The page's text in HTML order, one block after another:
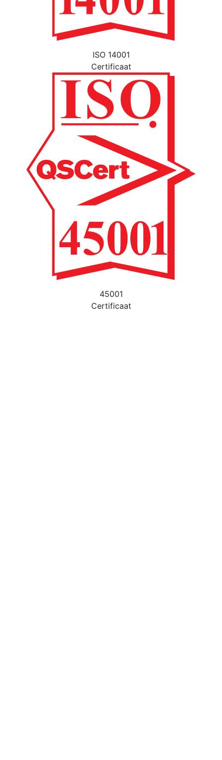
ISO 14001
Certificaat
45001
Certificaat